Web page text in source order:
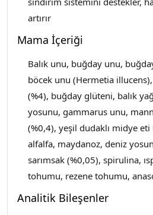
artırır
Mama İçeriği
Balık unu, buğday unu,
böcek unu (Hermetia
(%4), buğday glüteni, balık
yosunu, gammarus unu,
(%0,4), yeşil dudaklı midye eti
alfalfa, maydanoz, deniz
sarımsak (%0,05), spirulina,
tohumu, rezene tohumu,
Analitik Bileşenler